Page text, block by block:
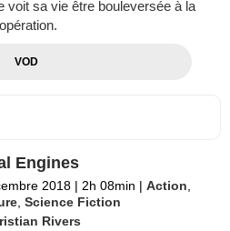
voit sa vie être bouleversée à la
VOD
Engines
2018 | 2h 08min | Action
,Science Fiction
Rivers